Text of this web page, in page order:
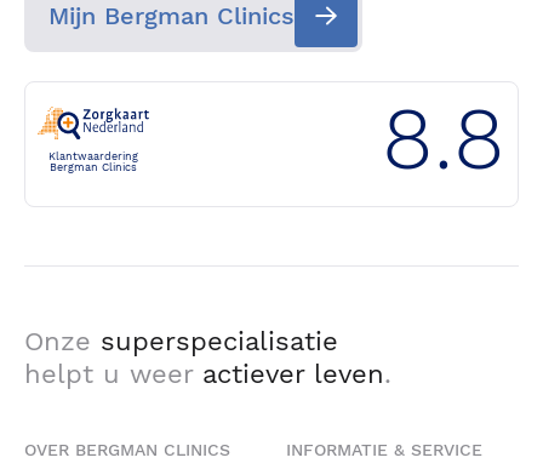
Mijn Bergman Clinics
Klantwaardering
Bergman Clinics
8.8
Onze superspecialisatie
helpt u weer actiever leven.
OVER BERGMAN CLINICS INFORMATIE & SERVICE